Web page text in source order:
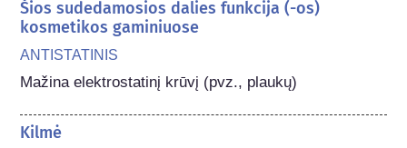
Šios sudedamosios dalies funkcija (-os)
kosmetikos gaminiuose
ANTISTATINIS
Mažina elektrostatinį krūvį (pvz., plaukų)
Kilmė